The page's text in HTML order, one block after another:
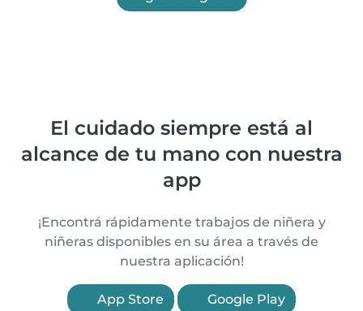
El cuidado siempre está al
alcance de tu mano con nuestra
app
¡Encontrá rápidamente trabajos de niñera y
niñeras disponibles en su área a través de
nuestra aplicación!
App Store Google Play